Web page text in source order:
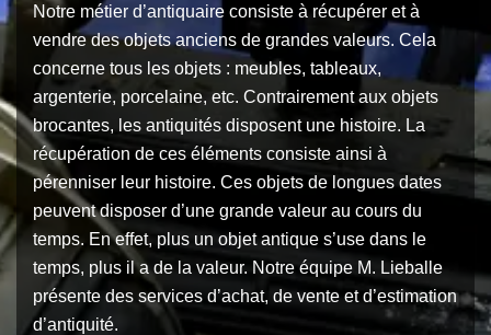
Notre métier d’antiquaire consiste à récupérer et à
vendre des objets anciens de grandes valeurs. Cela
concerne tous les objets : meubles, tableaux,
argenterie, porcelaine, etc. Contrairement aux objets
brocantes, les antiquités disposent une histoire. La
récupération de ces éléments consiste ainsi à
pérenniser leur histoire. Ces objets de longues dates
peuvent disposer d’une grande valeur au cours du
temps. En effet, plus un objet antique s’use dans le
temps, plus il a de la valeur. Notre équipe M. Lieballe
présente des services d’achat, de vente et d’estimation
d’antiquité.